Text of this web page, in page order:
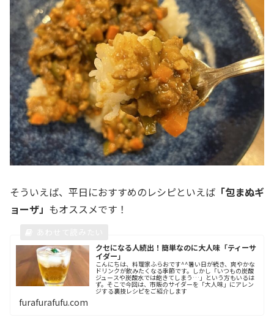
そういえば、平日におすすめのレシピといえば 「包まぬギ
ョーザ」 もオススメです！
クセになる人続出！簡単なのに大人味「ティーサ
イダー」
こんにちは、料理家ふらおです^^暑い日が続き、爽やかな
ドリンクが飲みたくなる季節です。しかし「いつもの炭酸
ジュースや炭酸水では飽きてしまう…」という方もいるは
ず。そこで今回は、市販のサイダーを「大人味」にアレン
ジする裏技レシピをご紹介します
furafurafufu.com